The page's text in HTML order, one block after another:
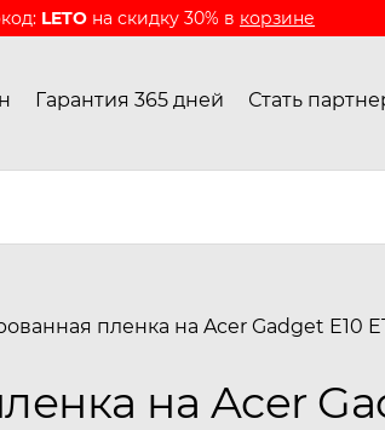
LETO на скидку 30% в корзине
Гарантия 365 дней Стать
пленка на Acer Gadget E10
на Acer